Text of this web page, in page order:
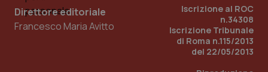
Direttore editoriale
Francesco Maria Avitto
Iscrizione al ROC
n.34308
Iscrizione Tribunale
di Roma n.115/2013
del 22/05/2013